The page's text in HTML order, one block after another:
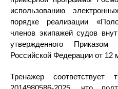
использованию
порядке реализации
членов экипажей судов
утвержденного Приказом
Российской Федерации от 12
Тренажер соответствует